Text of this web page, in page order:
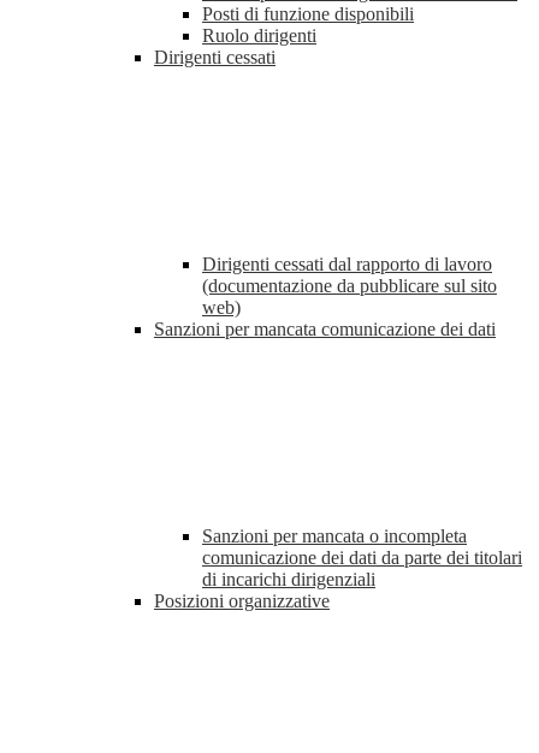
Posti di funzione disponibili
Ruolo dirigenti
Dirigenti cessati
Dirigenti cessati dal rapporto di lavoro
(documentazione da pubblicare sul sito
web)
Sanzioni per mancata comunicazione dei dati
Sanzioni per mancata o incompleta
comunicazione dei dati da parte dei titolari
di incarichi dirigenziali
Posizioni organizzative